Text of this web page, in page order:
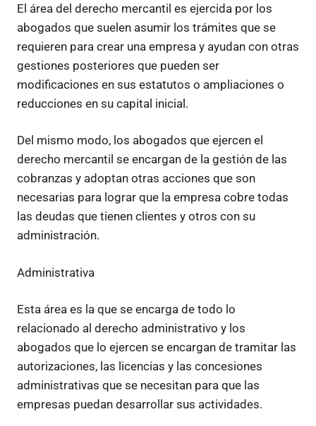
El área del derecho mercantil es ejercida por los
abogados que suelen asumir los trámites que se
requieren para crear una empresa y ayudan con otras
gestiones posteriores que pueden ser
modificaciones en sus estatutos o ampliaciones o
reducciones en su capital inicial.
Del mismo modo, los abogados que ejercen el
derecho mercantil se encargan de la gestión de las
cobranzas y adoptan otras acciones que son
necesarias para lograr que la empresa cobre todas
las deudas que tienen clientes y otros con su
administración.
Administrativa
Esta área es la que se encarga de todo lo
relacionado al derecho administrativo y los
abogados que lo ejercen se encargan de tramitar las
autorizaciones, las licencias y las concesiones
administrativas que se necesitan para que las
empresas puedan desarrollar sus actividades.